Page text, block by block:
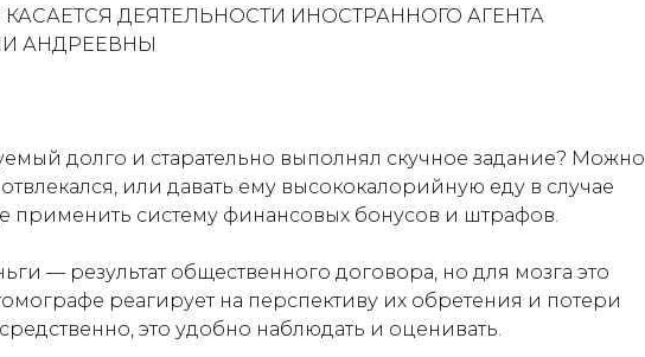
ДЕЯТЕЛЬНОСТИ ИНОСТРАННОГО АГЕНТА
АНДРЕЕВНЫ
долго и старательно выполнял скучное задание? Можно
или давать ему высококалорийную еду в случае
применить систему финансовых бонусов и штрафов.
— результат общественного договора, но для мозга это
реагирует на перспективу их обретения и потери
это удобно наблюдать и оценивать.